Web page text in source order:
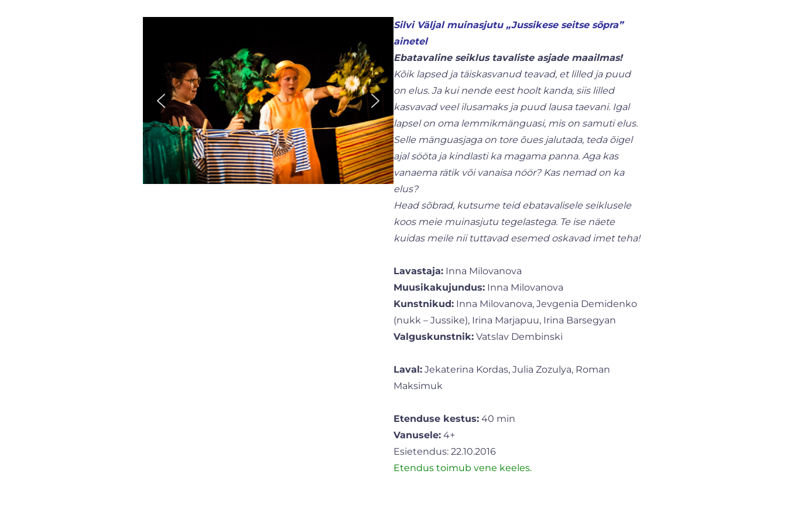
Silvi Väljal muinasjutu „Jussikese seitse sõpra”
ainetel
Ebatavaline seiklus tavaliste asjade maailmas!
Kõik lapsed ja täiskasvanud teavad, et lilled ja puud
on elus. Ja kui nende eest hoolt kanda, siis lilled
kasvavad veel ilusamaks ja puud lausa taevani. Igal
lapsel on oma lemmikmänguasi, mis on samuti elus.
Selle mänguasjaga on tore õues jalutada, teda õigel
ajal sööta ja kindlasti ka magama panna. Aga kas
vanaema rätik või vanaisa nöör? Kas nemad on ka
elus?
Head sõbrad, kutsume teid ebatavalisele seiklusele
koos meie muinasjutu tegelastega. Te ise näete
kuidas meile nii tuttavad esemed oskavad imet teha!
Lavastaja: Inna Milovanova
Muusikakujundus: Inna Milovanova
Kunstnikud: Inna Milovanova, Jevgenia Demidenko
(nukk – Jussike), Irina Marjapuu, Irina Barsegyan
Valguskunstnik: Vatslav Dembinski
Laval: Jekaterina Kordas, Julia Zozulya, Roman
Maksimuk
Etenduse kestus: 40 min
Vanusele: 4+
Esietendus: 22.10.2016
Etendus toimub vene keeles.